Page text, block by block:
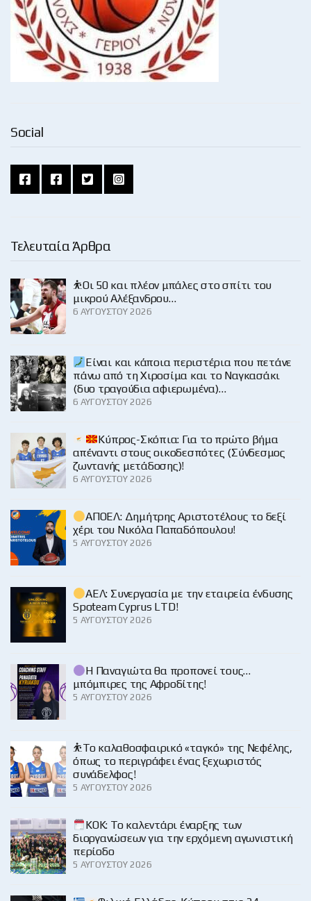
Social
Τελευταία Άρθρα
⛹️Οι 50 και πλέον μπάλες στο σπίτι του
μικρού Αλέξανδρου…
6 ΑΥΓΟΎΣΤΟΥ 2026
Είναι και κάποια περιστέρια που πετάνε
πάνω από τη Χιροσίμα και το Ναγκασάκι
(δυο τραγούδια αφιερωμένα)…
6 ΑΥΓΟΎΣΤΟΥ 2026
Κύπρος-Σκόπια: Για το πρώτο βήμα
απέναντι στους οικοδεσπότες (Σύνδεσμος
ζωντανής μετάδοσης)!
6 ΑΥΓΟΎΣΤΟΥ 2026
ΑΠΟΕΛ: Δημήτρης Αριστοτέλους το δεξί
χέρι του Νικόλα Παπαδόπουλου!
5 ΑΥΓΟΎΣΤΟΥ 2026
ΑΕΛ: Συνεργασία με την εταιρεία ένδυσης
Spoteam Cyprus LTD!
5 ΑΥΓΟΎΣΤΟΥ 2026
Η Παναγιώτα θα προπονεί τους…
μπόμπιρες της Αφροδίτης!
5 ΑΥΓΟΎΣΤΟΥ 2026
⛹️‍Το καλαθοσφαιρικό «ταγκό» της Νεφέλης,
όπως το περιγράφει ένας ξεχωριστός
συνάδελφος!
5 ΑΥΓΟΎΣΤΟΥ 2026
KOK: Το καλεντάρι έναρξης των
διοργανώσεων για την ερχόμενη αγωνιστική
περίοδο
5 ΑΥΓΟΎΣΤΟΥ 2026